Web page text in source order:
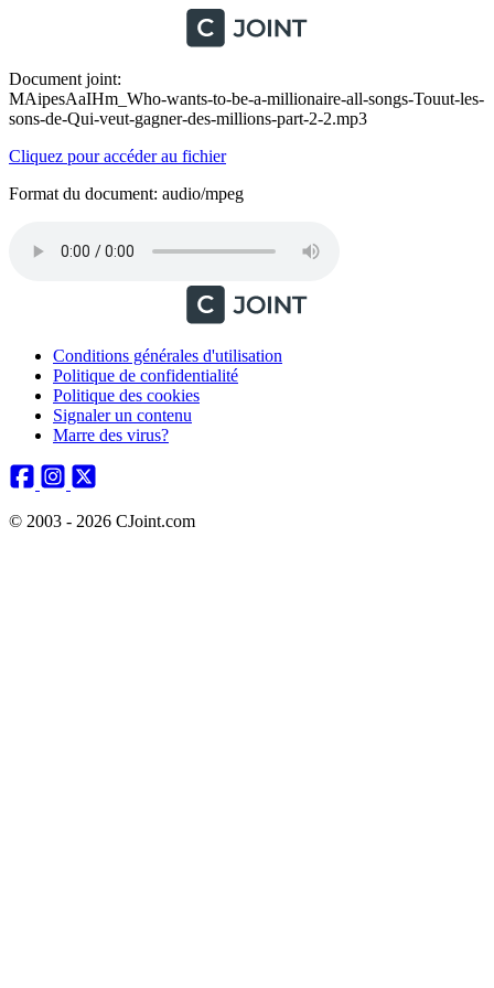
Document joint:
MAipesAaIHm_Who-wants-to-be-a-millionaire-all-songs-Touut-les-
sons-de-Qui-veut-gagner-des-millions-part-2-2.mp3
Cliquez pour accéder au fichier
Format du document: audio/mpeg
Conditions générales d'utilisation
Politique de confidentialité
Politique des cookies
Signaler un contenu
Marre des virus?
© 2003 - 2026 CJoint.com